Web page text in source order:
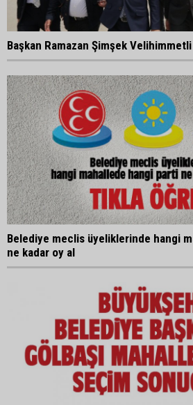
Başkan Ramazan Şimşek
Belediye meclis üyeliklerinde hangi
ne kadar oy al